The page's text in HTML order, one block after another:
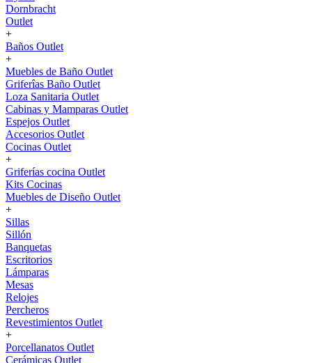
Dornbracht
Outlet
+
Baños Outlet
+
Muebles de Baño Outlet
Griferîas Baño Outlet
Loza Sanitaria Outlet
Cabinas y Mamparas Outlet
Espejos Outlet
Accesorios Outlet
Cocinas Outlet
+
Griferías cocina Outlet
Kits Cocinas
Muebles de Diseño Outlet
+
Sillas
Sillón
Banquetas
Escritorios
Lámparas
Mesas
Relojes
Percheros
Revestimientos Outlet
+
Porcellanatos Outlet
Cerámicas Outlet